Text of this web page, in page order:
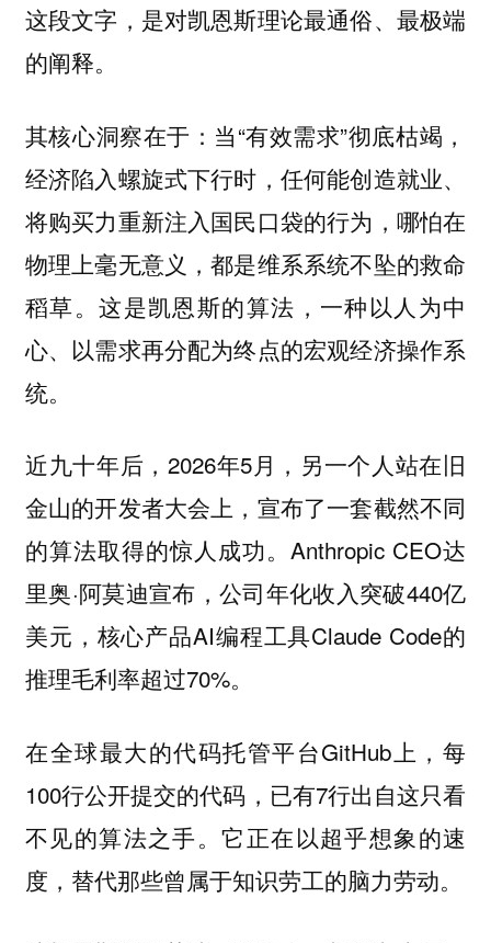
这段文字，是对凯恩斯理论最通俗、最极端
的阐释。
其核心洞察在于：当“有效需求”彻底枯竭，
经济陷入螺旋式下行时，任何能创造就业、
将购买力重新注入国民口袋的行为，哪怕在
物理上毫无意义，都是维系系统不坠的救命
稻草。这是凯恩斯的算法，一种以 人为中
心、以需求再分配为终点的宏观经济操作系
统。
近九十年后，2026年5月，另一个人站在旧
金山的开发者大会上，宣布了一套截然不同
的算法取得的惊人成功。Anthropic CEO达
里奥·阿莫迪宣布，公司年化收入突破440亿
美元，核心产品AI编程工具Claude Code的
推理毛利率超过70%。
在全球最大的代码托管平台GitHub上，每
100行公开提交的代码，已有7行出自这只看
不见的算法之手。它正在以超乎想象的速
度，替代那些曾属于知识劳工的脑力劳动。